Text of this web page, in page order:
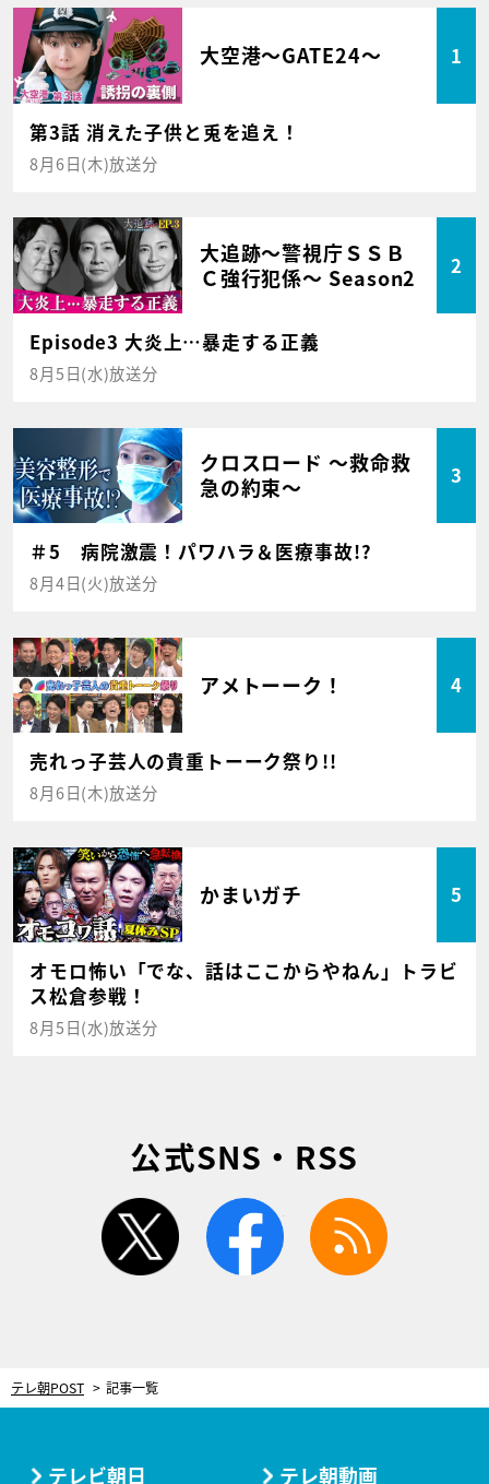
大空港～GATE24～ 1
第3話 消えた子供と兎を追え！
8月6日(木)放送分
大追跡～警視庁ＳＳＢ
Ｃ強行犯係～ Season2
2
Episode3 大炎上…暴走する正義
8月5日(水)放送分
クロスロード ～救命救
急の約束～
3
＃5 病院激震！パワハラ＆医療事故!?
8月4日(火)放送分
アメトーーク！ 4
売れっ子芸人の貴重トーーク祭り!!
8月6日(木)放送分
かまいガチ 5
オモロ怖い「でな、話はここからやねん」トラビ
ス松倉参戦！
8月5日(水)放送分
公式SNS・RSS
twitter facebook
テレ朝POST 記事一覧
テレビ朝日 テレ朝動画